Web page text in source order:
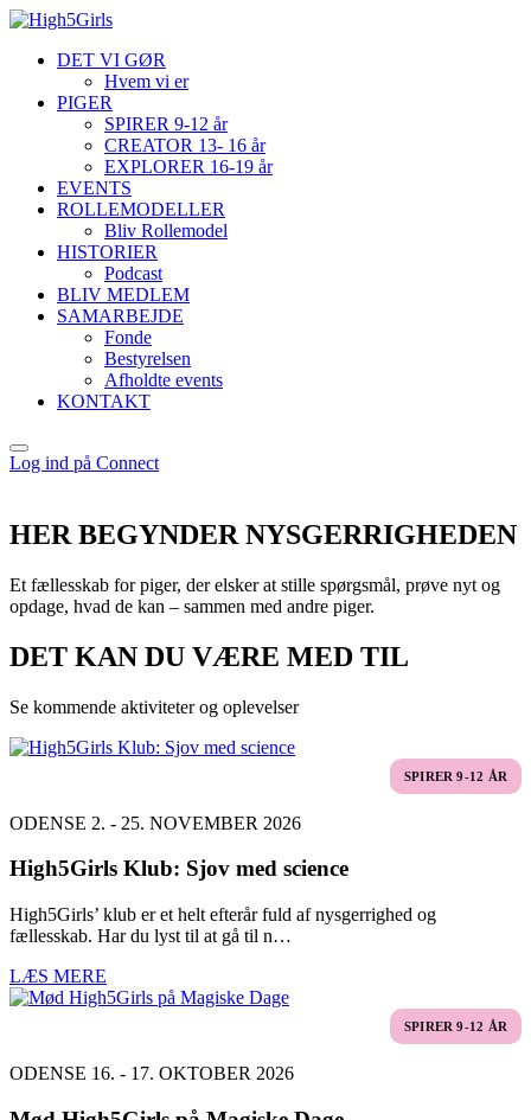
DET VI GØR
Hvem vi er
PIGER
SPIRER 9-12 år
CREATOR 13- 16 år
EXPLORER 16-19 år
EVENTS
ROLLEMODELLER
Bliv Rollemodel
HISTORIER
Podcast
BLIV MEDLEM
SAMARBEJDE
Fonde
Bestyrelsen
Afholdte events
KONTAKT
Log ind på Connect
HER BEGYNDER NYSGERRIGHEDEN
Et fællesskab for piger, der elsker at stille spørgsmål, prøve nyt og
opdage, hvad de kan – sammen med andre piger.
DET KAN DU VÆRE MED TIL
Se kommende aktiviteter og oplevelser
SPIRER 9-12 ÅR
ODENSE 2. - 25. NOVEMBER 2026
High5Girls Klub: Sjov med science
High5Girls’ klub er et helt efterår fuld af nysgerrighed og
fællesskab. Har du lyst til at gå til n…
LÆS MERE
SPIRER 9-12 ÅR
ODENSE 16. - 17. OKTOBER 2026